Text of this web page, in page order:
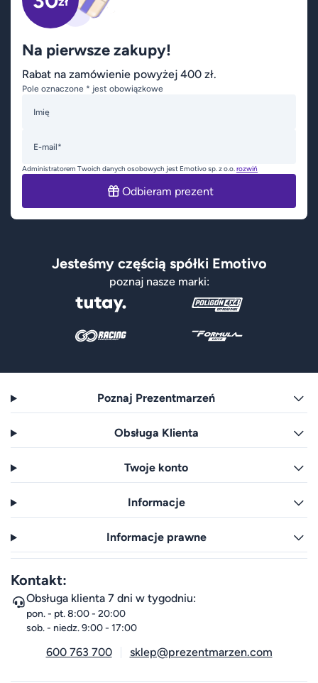
Na pierwsze zakupy!
Rabat na zamówienie powyżej 400 zł.
Pole oznaczone * jest obowiązkowe
Imię
E-mail*
Administratorem Twoich danych osobowych jest Emotivo sp. z o.o.rozwiń
Odbieram prezent
Jesteśmy częścią spółki Emotivo
poznaj nasze marki:
Poznaj Prezentmarzeń
Obsługa Klienta
Twoje konto
Informacje
Informacje prawne
Kontakt:
Obsługa klienta 7 dni w tygodniu:
pon. - pt. 8:00 - 20:00
sob. - niedz. 9:00 - 17:00
600 763 700 sklep@prezentmarzen.com